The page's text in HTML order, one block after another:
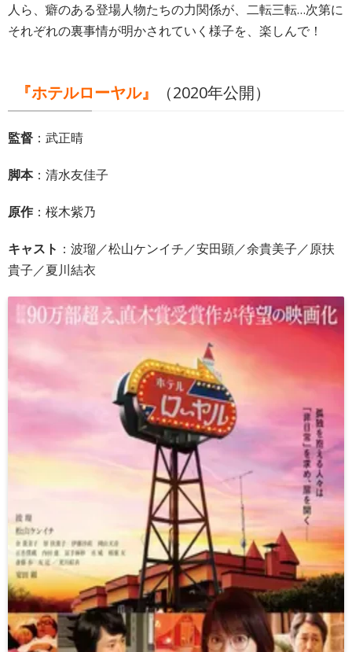
人ら、癖のある登場人物たちの力関係が、二転三転…次第に
それぞれの裏事情が明かされていく様子を、楽しんで！
『ホテルローヤル』 （2020年公開）
監督 ：武正晴
脚本：清水友佳子
原作：桜木紫乃
キャスト ：波瑠／松山ケンイチ／安田顕／余貴美子／原扶
貴子／夏川結衣